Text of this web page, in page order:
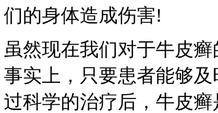
们的身体造成伤害!
虽然现在我们对于牛皮
事实上，只要患者能够
过科学的治疗后，牛皮